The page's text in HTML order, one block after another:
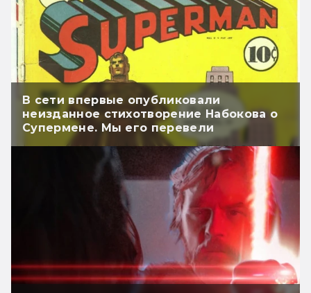
В сети впервые опубликовали
неизданное стихотворение Набокова о
Супермене. Мы его перевели